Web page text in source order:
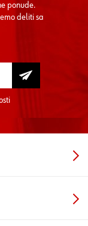
ponude.
deliti sa